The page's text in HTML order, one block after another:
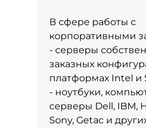
В сфере работы с
корпоративными
- серверы
заказных
платформах Intel и
- ноутбуки,
серверы Dell, IBM,
Sony, Getac и